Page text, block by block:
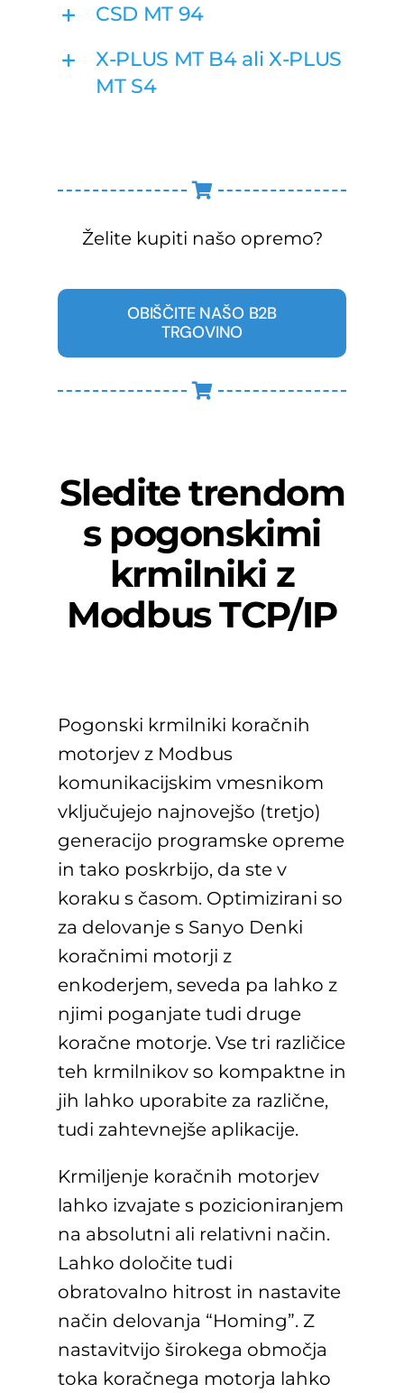
CSD MT 94
X-PLUS MT B4 ali X-PLUS
MT S4
Želite kupiti našo opremo?
OBIŠČITE NAŠO B2B
TRGOVINO
Sledite trendom
s pogonskimi
krmilniki z
Modbus TCP/IP
Pogonski krmilniki koračnih
motorjev z Modbus
komunikacijskim vmesnikom
vključujejo najnovejšo (tretjo)
generacijo programske opreme
in tako poskrbijo, da ste v
koraku s časom. Optimizirani so
za delovanje s Sanyo Denki
koračnimi motorji z
enkoderjem, seveda pa lahko z
njimi poganjate tudi druge
koračne motorje. Vse tri različice
teh krmilnikov so kompaktne in
jih lahko uporabite za različne,
tudi zahtevnejše aplikacije.
Krmiljenje koračnih motorjev
lahko izvajate s pozicioniranjem
na absolutni ali relativni način.
Lahko določite tudi
obratovalno hitrost in nastavite
način delovanja “Homing”. Z
nastavitvijo širokega območja
toka koračnega motorja lahko